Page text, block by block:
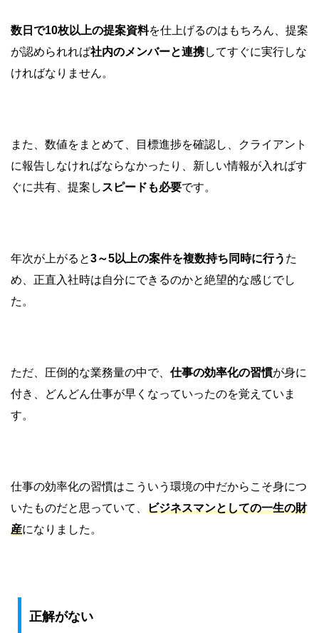
数日で10枚以上の提案資料を仕上げるのはもちろん、提案
が認められれば社内のメンバーと連携してすぐに実行しな
ければなりません。
また、数値をまとめて、目標進捗を確認し、クライアント
に報告しなければならなかったり、新しい情報が入ればす
ぐに共有、提案し スピードも必要です。
年次が上がると3～5以上の案件を複数持ち同時に行う た
め、正直入社時は自分にできるのかと絶望的な感じでし
た。
ただ、圧倒的な業務量の中で、 仕事の効率化の習慣が身に
付き、どんどん仕事が早くなっていったのを覚えていま
す。
仕事の効率化の習慣はこういう環境の中だからこそ身につ
いたものだと思っていて、 ビジネスマンとしての一生の財
産になりました。
正解がない